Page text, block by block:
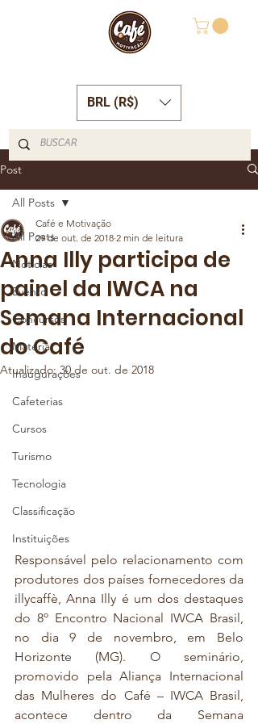
BRL (R$)
Post
All Posts
Notícias
Evento
Concursos
Matéria
Inaugurações
Cafeterias
Cursos
Turismo
Tecnologia
Classificação
Instituições
All Posts
Anna Illy participa de
painel da IWCA na
Semana Internacional
do Café
Café e Motivação
29 de out. de 2018 2 min de leitura
Atualizado:30 de out. de 2018
Responsável pelo relacionamento com
produtores dos países fornecedores da
illycaffè, Anna Illy é um dos destaques
do 8º Encontro Nacional IWCA Brasil,
no dia 9 de novembro, em Belo
Horizonte (MG). O seminário,
promovido pela Aliança Internacional
das Mulheres do Café – IWCA Brasil,
acontece dentro da Semana